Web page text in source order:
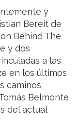
y
Bereit de
Behind The
y dos
a las
en los últimos
caminos
Belmonte
del actual